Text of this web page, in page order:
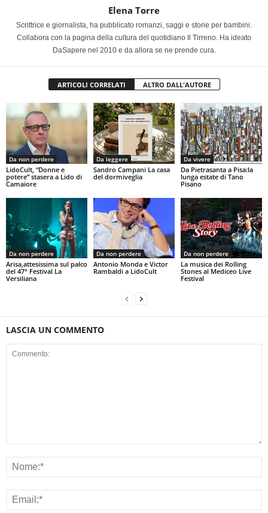
Elena Torre
Scrittrice e giornalista, ha pubblicato romanzi, saggi e storie per bambini.
Collabora con la pagina della cultura del quotidiano Il Tirreno. Ha ideato
DaSapere nel 2010 e da allora se ne prende cura.
ARTICOLI CORRELATI ALTRO DALL'AUTORE
Da non perdere
LidoCult, “Donne e
potere” stasera a Lido di
Camaiore
Da leggere
Sandro Campani La casa
del dormiveglia
Da vivere
Da Pietrasanta a Pisa:la
lunga estate di Tano
Pisano
Da non perdere
Arisa,attesissima sul palco
del 47° Festival La
Versiliana
Da non perdere
Antonio Monda e Victor
Rambaldi a LidoCult
Da non perdere
La musica dei Rolling
Stones al Mediceo Live
Festival
LASCIA UN COMMENTO